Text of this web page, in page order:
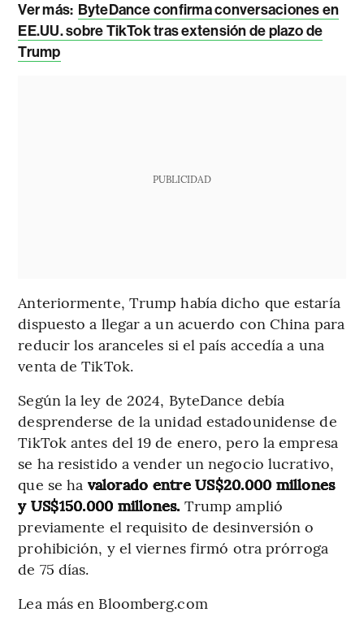
Ver más: ByteDance confirma conversaciones en
EE.UU. sobre TikTok tras extensión de plazo de
Trump
PUBLICIDAD
Anteriormente, Trump había dicho que estaría
dispuesto a llegar a un acuerdo con China para
reducir los aranceles si el país accedía a una
venta de TikTok.
Según la ley de 2024, ByteDance debía
desprenderse de la unidad estadounidense de
TikTok antes del 19 de enero, pero la empresa
se ha resistido a vender un negocio lucrativo,
que se ha valorado entre US$20.000 millones
y US$150.000 millones. Trump amplió
previamente el requisito de desinversión o
prohibición, y el viernes firmó otra prórroga
de 75 días.
Lea más en Bloomberg.com